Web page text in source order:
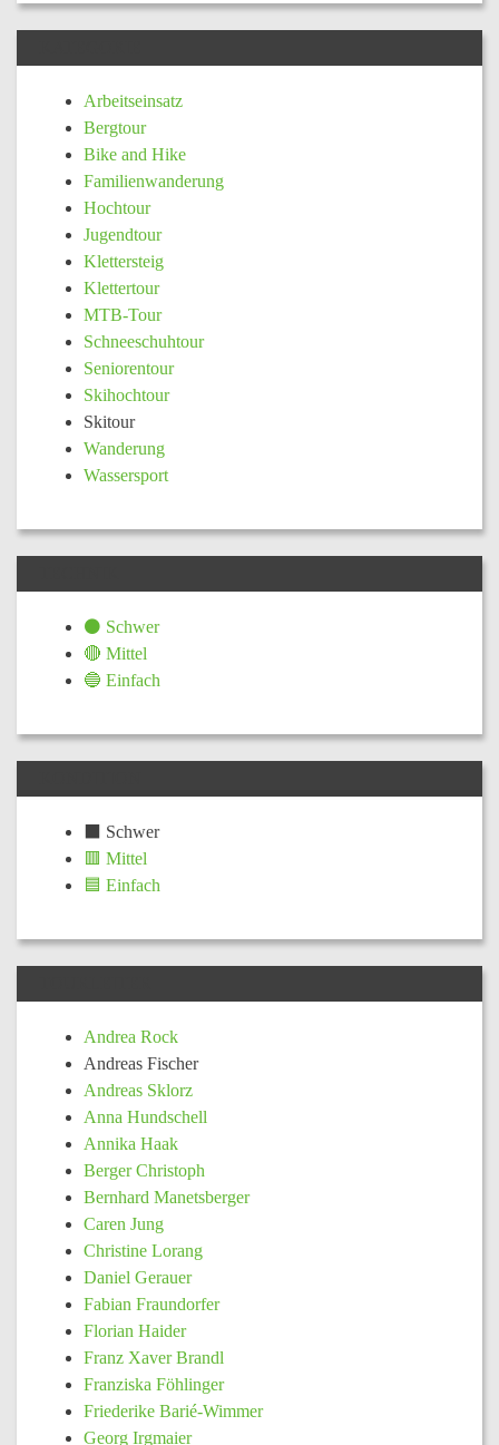
Arbeitseinsatz
Bergtour
Bike and Hike
Familienwanderung
Hochtour
Jugendtour
Klettersteig
Klettertour
MTB-Tour
Schneeschuhtour
Seniorentour
Skihochtour
Skitour
Wanderung
Wassersport
⚫ Schwer
🔴 Mittel
🔵 Einfach
⬛ Schwer
🟥 Mittel
🟦 Einfach
Andrea Rock
Andreas Fischer
Andreas Sklorz
Anna Hundschell
Annika Haak
Berger Christoph
Bernhard Manetsberger
Caren Jung
Christine Lorang
Daniel Gerauer
Fabian Fraundorfer
Florian Haider
Franz Xaver Brandl
Franziska Föhlinger
Friederike Barié-Wimmer
Georg Irgmaier